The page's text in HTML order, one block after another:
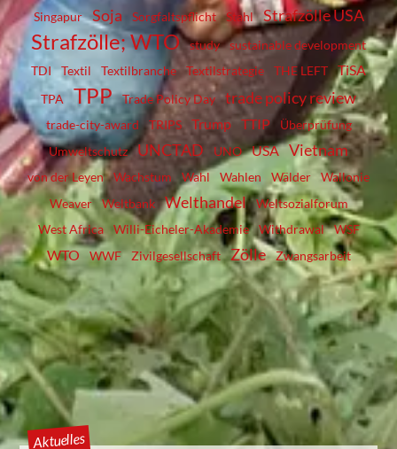
Singapur
Soja Sorgfaltspflicht Stahl Strafzölle USA
Strafzölle; WTO study
sustainable development
TDI
Textil Textilbranche Textilstrategie THE LEFT TiSA
TPA TPP Trade Policy Day trade policy review
trade-city-award TRIPS Trump TTIP
Überprüfung
Umweltschutz
UNCTAD UNO USA Vietnam
von der Leyen Wachstum Wahl Wahlen Wälder
Wallonie
Weaver
Weltbank Welthandel
Weltsozialforum
West Africa
Willi-Eicheler-Akademie Withdrawal WSF
WTO WWF Zivilgesellschaft Zölle Zwangsarbeit
Aktuelles